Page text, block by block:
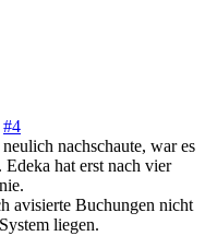
#4
nachschaute, war es
hat erst nach vier
avisierte Buchungen nicht
liegen.